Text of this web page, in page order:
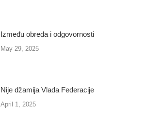
Između obreda i odgovornosti
May 29, 2025
Nije džamija Vlada Federacije
April 1, 2025